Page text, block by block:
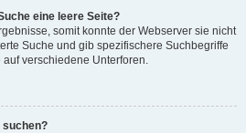
eine leere Seite?
somit konnte der Webserver sie nicht
Suche und gib spezifischere Suchbegriffe
verschiedene Unterforen.
suchen?